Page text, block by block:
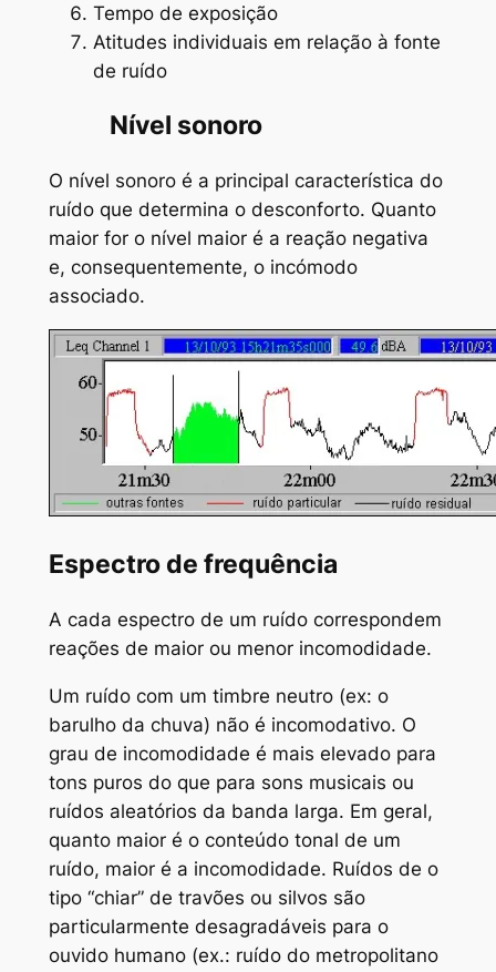
Tempo de exposição
Atitudes individuais em relação à fonte
de ruído
Nível sonoro
O nível sonoro é a principal característica do
ruído que determina o desconforto. Quanto
maior for o nível maior é a reação negativa
e, consequentemente, o incómodo
associado.
Espectro de frequência
A cada espectro de um ruído correspondem
reações de maior ou menor incomodidade.
Um ruído com um timbre neutro (ex: o
barulho da chuva) não é incomodativo. O
grau de incomodidade é mais elevado para
tons puros do que para sons musicais ou
ruídos aleatórios da banda larga. Em geral,
quanto maior é o conteúdo tonal de um
ruído, maior é a incomodidade. Ruídos de o
tipo “chiar” de travões ou silvos são
particularmente desagradáveis para o
ouvido humano (ex.: ruído do metropolitano